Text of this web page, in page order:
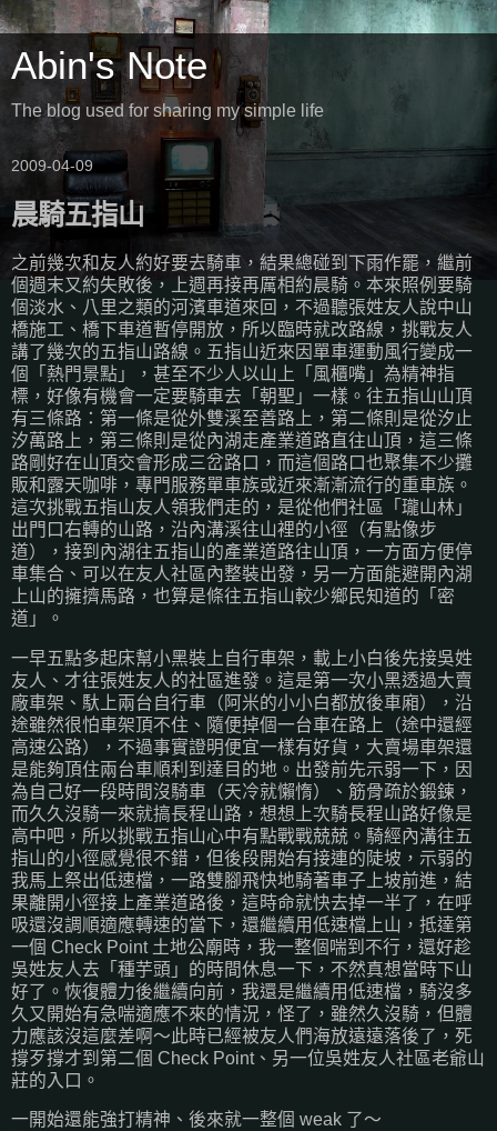
Abin's Note
The blog used for sharing my simple life
2009-04-09
晨騎五指山
之前幾次和友人約好要去騎車，結果總碰到下雨作罷，繼前
個週末又約失敗後，上週再接再厲相約晨騎。本來照例要騎
個淡水、八里之類的河濱車道來回，不過聽張姓友人說中山
橋施工、橋下車道暫停開放，所以臨時就改路線，挑戰友人
講了幾次的五指山路線。五指山近來因單車運動風行變成一
個「熱門景點」，甚至不少人以山上「風櫃嘴」為精神指
標，好像有機會一定要騎車去「朝聖」一樣。往五指山山頂
有三條路：第一條是從外雙溪至善路上，第二條則是從汐止
汐萬路上，第三條則是從內湖走產業道路直往山頂，這三條
路剛好在山頂交會形成三岔路口，而這個路口也聚集不少攤
販和露天咖啡，專門服務單車族或近來漸漸流行的重車族。
這次挑戰五指山友人領我們走的，是從他們社區「瓏山林」
出門口右轉的山路，沿內溝溪往山裡的小徑（有點像步
道），接到內湖往五指山的產業道路往山頂，一方面方便停
車集合、可以在友人社區內整裝出發，另一方面能避開內湖
上山的擁擠馬路，也算是條往五指山較少鄉民知道的「密
道」。
一早五點多起床幫小黑裝上自行車架，載上小白後先接吳姓
友人、才往張姓友人的社區進發。這是第一次小黑透過大賣
廠車架、馱上兩台自行車（阿米的小小白都放後車廂），沿
途雖然很怕車架頂不住、隨便掉個一台車在路上（途中還經
高速公路），不過事實證明便宜一樣有好貨，大賣場車架還
是能夠頂住兩台車順利到達目的地。出發前先示弱一下，因
為自己好一段時間沒騎車（天冷就懶惰）、筋骨疏於鍛鍊，
而久久沒騎一來就搞長程山路，想想上次騎長程山路好像是
高中吧，所以挑戰五指山心中有點戰戰兢兢。騎經內溝往五
指山的小徑感覺很不錯，但後段開始有接連的陡坡，示弱的
我馬上祭出低速檔，一路雙腳飛快地騎著車子上坡前進，結
果離開小徑接上產業道路後，這時命就快去掉一半了，在呼
吸還沒調順適應轉速的當下，還繼續用低速檔上山，抵達第
一個 Check Point 土地公廟時，我一整個喘到不行，還好趁
吳姓友人去「種芋頭」的時間休息一下，不然真想當時下山
好了。恢復體力後繼續向前，我還是繼續用低速檔，騎沒多
久又開始有急喘適應不來的情況，怪了，雖然久沒騎，但體
力應該沒這麼差啊～此時已經被友人們海放遠遠落後了，死
撐歹撐才到第二個 Check Point、另一位吳姓友人社區老爺山
莊的入口。
一開始還能強打精神、後來就一整個 weak 了～